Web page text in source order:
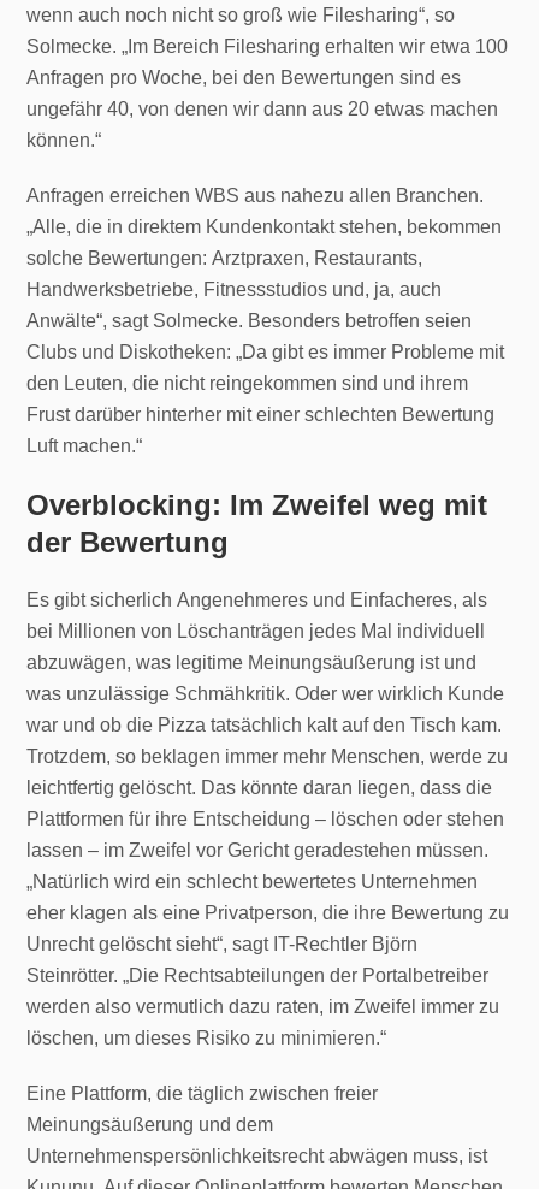
wenn auch noch nicht so groß wie Filesharing“, so
Solmecke. „Im Bereich Filesharing erhalten wir etwa 100
Anfragen pro Woche, bei den Bewertungen sind es
ungefähr 40, von denen wir dann aus 20 etwas machen
können.“
Anfragen erreichen WBS aus nahezu allen Branchen.
„Alle, die in direktem Kundenkontakt stehen, bekommen
solche Bewertungen: Arztpraxen, Restaurants,
Handwerksbetriebe, Fitnessstudios und, ja, auch
Anwälte“, sagt Solmecke. Besonders betroffen seien
Clubs und Diskotheken: „Da gibt es immer Probleme mit
den Leuten, die nicht reingekommen sind und ihrem
Frust darüber hinterher mit einer schlechten Bewertung
Luft machen.“
Overblocking: Im Zweifel weg mit
der Bewertung
Es gibt sicherlich Angenehmeres und Einfacheres, als
bei Millionen von Löschanträgen jedes Mal individuell
abzuwägen, was legitime Meinungsäußerung ist und
was unzulässige Schmähkritik. Oder wer wirklich Kunde
war und ob die Pizza tatsächlich kalt auf den Tisch kam.
Trotzdem, so beklagen immer mehr Menschen, werde zu
leichtfertig gelöscht. Das könnte daran liegen, dass die
Plattformen für ihre Entscheidung – löschen oder stehen
lassen – im Zweifel vor Gericht geradestehen müssen.
„Natürlich wird ein schlecht bewertetes Unternehmen
eher klagen als eine Privatperson, die ihre Bewertung zu
Unrecht gelöscht sieht“, sagt IT-Rechtler Björn
Steinrötter. „Die Rechtsabteilungen der Portalbetreiber
werden also vermutlich dazu raten, im Zweifel immer zu
löschen, um dieses Risiko zu minimieren.“
Eine Plattform, die täglich zwischen freier
Meinungsäußerung und dem
Unternehmenspersönlichkeitsrecht abwägen muss, ist